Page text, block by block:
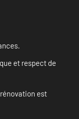
et respect de
est